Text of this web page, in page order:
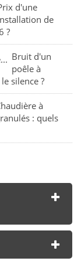
d'une
de
?
Bruit d'un
poêle à
silence ?
à
: quels